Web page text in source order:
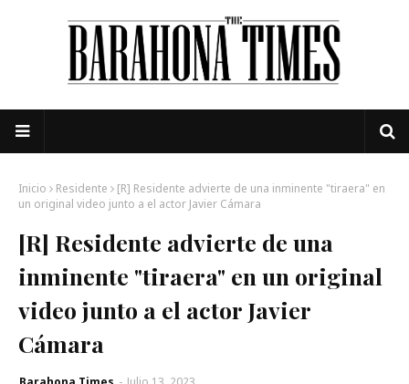
Inicio Residente
[R] Residente advierte de una inminente "tiraera" en
un original video junto a el actor Javier Cámara
[R] Residente advierte de una
inminente "tiraera" en un original
video junto a el actor Javier
Cámara